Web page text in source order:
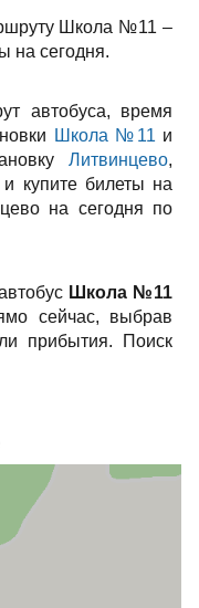
Школа №11 –
на сегодня.
автобуса, время
Школа №11 и
Литвинцево,
купите билеты на
на сегодня по
Школа №11
сейчас, выбрав
прибытия. Поиск